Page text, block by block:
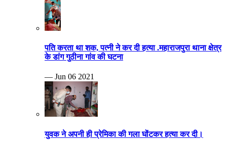
पति करता था शक, पत्नी ने कर दी हत्या .महाराजपुरा थाना क्षेत्र
के डांग गुठीना गांव की घटना
— Jun 06 2021
युवक ने अपनी ही प्रेमिका की गला घोंटकर हत्या कर दी।